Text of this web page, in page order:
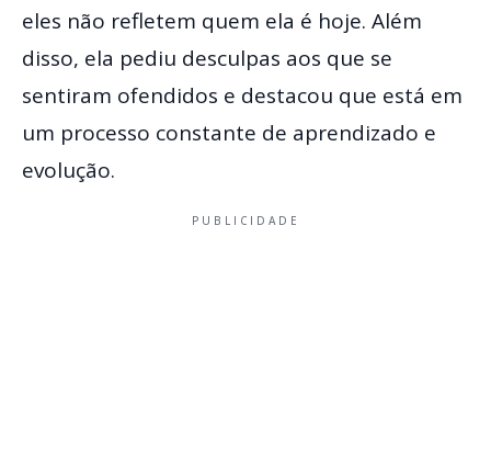
eles não refletem quem ela é hoje. Além
disso, ela pediu desculpas aos que se
sentiram ofendidos e destacou que está em
um processo constante de aprendizado e
evolução.
PUBLICIDADE